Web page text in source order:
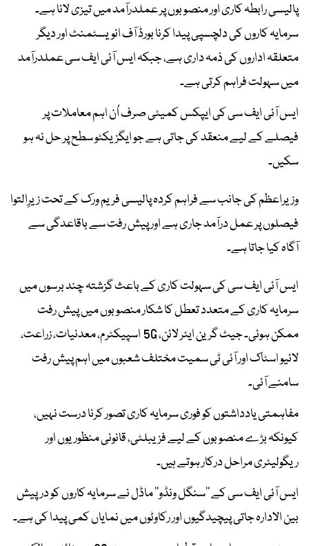
پالیسی رابطہ کاری اور منصوبوں پر عملدرآمد میں تیزی لانا ہے۔
سرمایہ کاروں کی دلچسپی پیدا کرنا بورڈ آف انویسٹمنٹ اور دیگر
متعلقہ اداروں کی ذمہ داری ہے، جبکہ ایس آئی ایف سی عملدرآمد
میں سہولت فراہم کرتی ہے۔
ایس آئی ایف سی کی ایپکس کمیٹی صرف اُن اہم معاملات پر
فیصلے کے لیے منعقد کی جاتی ہے جو ایگزیکٹو سطح پر حل نہ ہو
سکیں۔
وزیراعظم کی جانب سے فراہم کردہ پالیسی فریم ورک کے تحت زیرِالتوا
فیصلوں پر عمل درآمد جاری ہے اور پیش رفت سے باقاعدگی سے
آگاہ کیا جاتا ہے۔
ایس آئی ایف سی کی سہولت کاری کے باعث گزشتہ چند برسوں میں
سرمایہ کاری کے متعدد تعطل کا شکار منصوبوں میں پیش رفت
ممکن ہوئی۔ جیٹ گرین ایئر لائن، 5G اسپیکٹرم، معدنیات، زراعت،
لائیو اسٹاک اور آئی ٹی سمیت مختلف شعبوں میں اہم پیش رفت
سامنے آئی۔
مفاہمتی یادداشتوں کو فوری سرمایہ کاری تصور کرنا درست نہیں،
کیونکہ بڑے منصوبوں کے لیے فزیبلٹی، قانونی منظوریوں اور
ریگولیٹری مراحل درکار ہوتے ہیں۔
ایس آئی ایف سی کے ’’سنگل ونڈو‘‘ ماڈل نے سرمایہ کاروں کو درپیش
بین الادارہ جاتی پیچیدگیوں اور رکاوٹوں میں نمایاں کمی پیدا کی ہے۔